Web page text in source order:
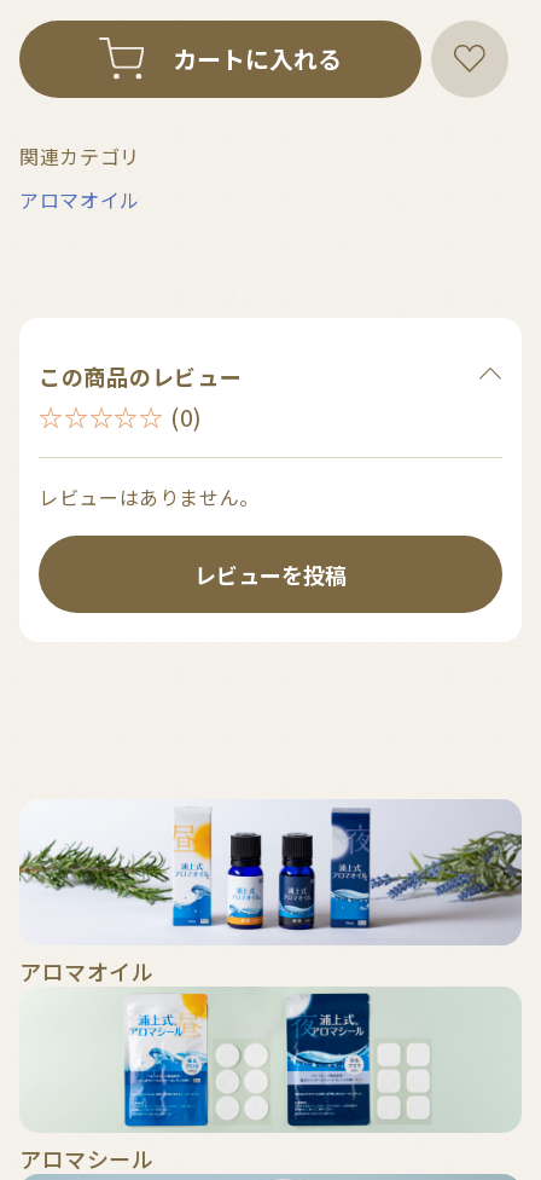
カートに入れる
関連カテゴリ
アロマオイル
この商品のレビュー
☆☆☆☆☆ (0)
レビューはありません。
レビューを投稿
アロマオイル
アロマシール